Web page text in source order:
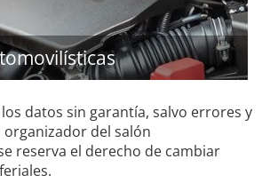
datos sin garantía, salvo errores y
organizador del salón
reserva el derecho de cambiar